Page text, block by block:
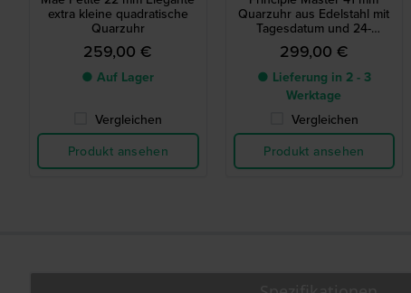
extra kleine quadratische
Quarzuhr
259,00 €
● Auf Lager
Vergleichen
Produkt ansehen
Quarzuhr aus Edelstahl mit
Tagesdatum und 24-
Stunden-Zifferblatt
299,00 €
● Lieferung in 2 - 3
Werktage
Vergleichen
Produkt ansehen